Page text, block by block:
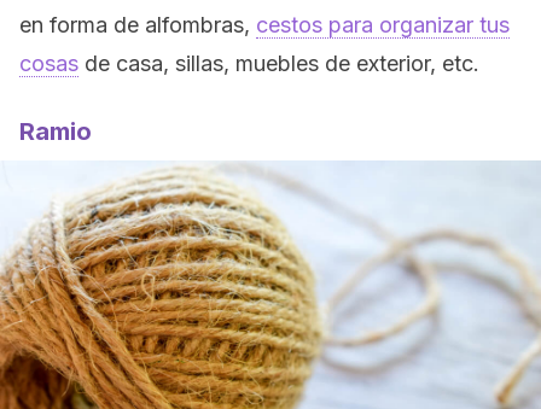
en forma de alfombras, cestos para organizar tus
cosas de casa, sillas, muebles de exterior, etc.
Ramio